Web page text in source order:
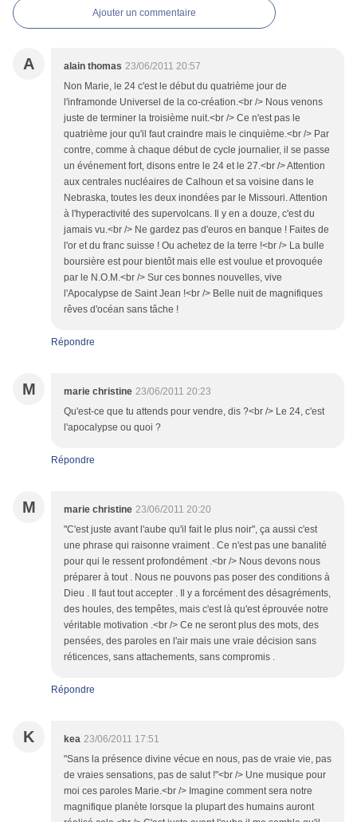
Ajouter un commentaire
A alain thomas 23/06/2011 20:57
Non Marie, le 24 c'est le début du quatrième jour de
l'inframonde Universel de la co-création.<br /> Nous venons
juste de terminer la troisième nuit.<br /> Ce n'est pas le
quatrième jour qu'il faut craindre mais le cinquième.<br /> Par
contre, comme à chaque début de cycle journalier, il se passe
un événement fort, disons entre le 24 et le 27.<br /> Attention
aux centrales nucléaires de Calhoun et sa voisine dans le
Nebraska, toutes les deux inondées par le Missouri. Attention
à l'hyperactivité des supervolcans. Il y en a douze, c'est du
jamais vu.<br /> Ne gardez pas d'euros en banque ! Faites de
l'or et du franc suisse ! Ou achetez de la terre !<br /> La bulle
boursière est pour bientôt mais elle est voulue et provoquée
par le N.O.M.<br /> Sur ces bonnes nouvelles, vive
l'Apocalypse de Saint Jean !<br /> Belle nuit de magnifiques
rêves d'océan sans tâche !
Répondre
M marie christine 23/06/2011 20:23
Qu'est-ce que tu attends pour vendre, dis ?<br /> Le 24, c'est
l'apocalypse ou quoi ?
Répondre
M marie christine 23/06/2011 20:20
"C'est juste avant l'aube qu'il fait le plus noir", ça aussi c'est
une phrase qui raisonne vraiment . Ce n'est pas une banalité
pour qui le ressent profondément .<br /> Nous devons nous
préparer à tout . Nous ne pouvons pas poser des conditions à
Dieu . Il faut tout accepter . Il y a forcément des désagréments,
des houles, des tempêtes, mais c'est là qu'est éprouvée notre
véritable motivation .<br /> Ce ne seront plus des mots, des
pensées, des paroles en l'air mais une vraie décision sans
réticences, sans attachements, sans compromis .
Répondre
K kea 23/06/2011 17:51
"Sans la présence divine vécue en nous, pas de vraie vie, pas
de vraies sensations, pas de salut !"<br /> Une musique pour
moi ces paroles Marie.<br /> Imagine comment sera notre
magnifique planète lorsque la plupart des humains auront